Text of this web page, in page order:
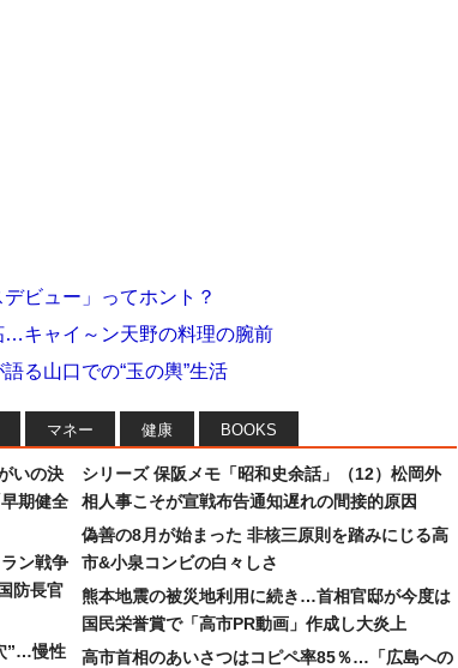
ビュー」ってホント？
…キャイ～ン天野の料理の腕前
る山口での“玉の輿”生活
マネー 健康 BOOKS
いの決
期健全
ン戦争
防長官
”…慢性
シリーズ 保阪メモ「昭和史余話」（12）松岡外
相人事こそが宣戦布告通知遅れの間接的原因
偽善の8月が始まった 非核三原則を踏みにじる高
市&小泉コンビの白々しさ
熊本地震の被災地利用に続き…首相官邸が今度は
国民栄誉賞で「高市PR動画」作成し大炎上
高市首相のあいさつはコピペ率85％…「広島への